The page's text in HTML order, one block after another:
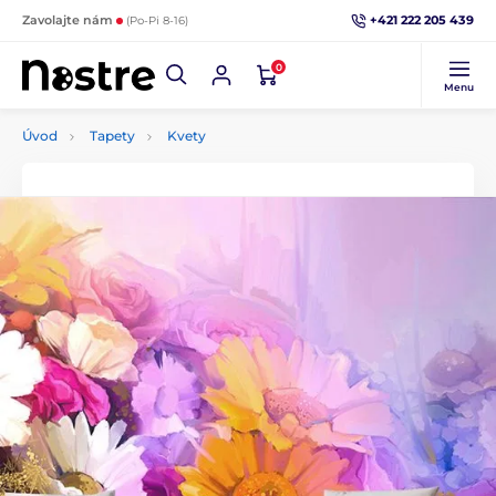
Zavolajte nám (Po-Pi 8-16) +421 222 205 439
0
Menu
Úvod Tapety Kvety